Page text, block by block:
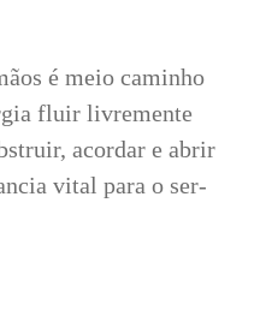
é meio caminho
fluir livremente
acordar e abrir
vital para o ser-